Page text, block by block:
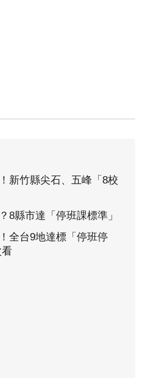
新竹縣尖石、五峰「8校
8縣市達「停班課標準」
全台9地達標「停班停